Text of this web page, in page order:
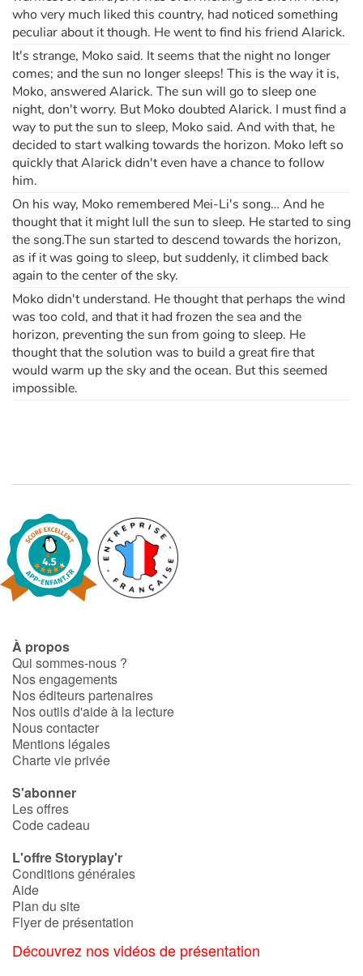
who very much liked this country, had noticed something
peculiar about it though. He went to find his friend Alarick.
It's strange, Moko said. It seems that the night no longer
comes; and the sun no longer sleeps! This is the way it is,
Moko, answered Alarick. The sun will go to sleep one
night, don't worry. But Moko doubted Alarick. I must find a
way to put the sun to sleep, Moko said. And with that, he
decided to start walking towards the horizon. Moko left so
quickly that Alarick didn't even have a chance to follow
him.
On his way, Moko remembered Mei-Li's song… And he
thought that it might lull the sun to sleep. He started to sing
the song.The sun started to descend towards the horizon,
as if it was going to sleep, but suddenly, it climbed back
again to the center of the sky.
Moko didn't understand. He thought that perhaps the wind
was too cold, and that it had frozen the sea and the
horizon, preventing the sun from going to sleep. He
thought that the solution was to build a great fire that
would warm up the sky and the ocean. But this seemed
impossible.
À propos
Qui sommes-nous ?
Nos engagements
Nos éditeurs partenaires
Nos outils d'aide à la lecture
Nous contacter
Mentions légales
Charte vie privée
S'abonner
Les offres
Code cadeau
L'offre Storyplay'r
Conditions générales
Aide
Plan du site
Flyer de présentation
Découvrez nos vidéos de présentation